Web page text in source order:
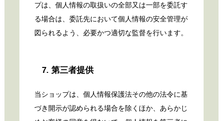
プは、個人情報の取扱いの全部又は一部を委託す
る場合は、委託先において個人情報の安全管理が
図られるよう、必要かつ適切な監督を行います。
7. 第三者提供
当ショップは、個人情報保護法その他の法令に基
づき開示が認められる場合を除くほか、あらかじ